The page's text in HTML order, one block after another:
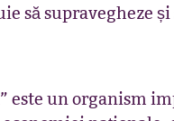
să supravegheze
este un organism